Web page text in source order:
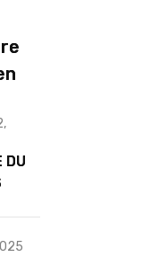
DU